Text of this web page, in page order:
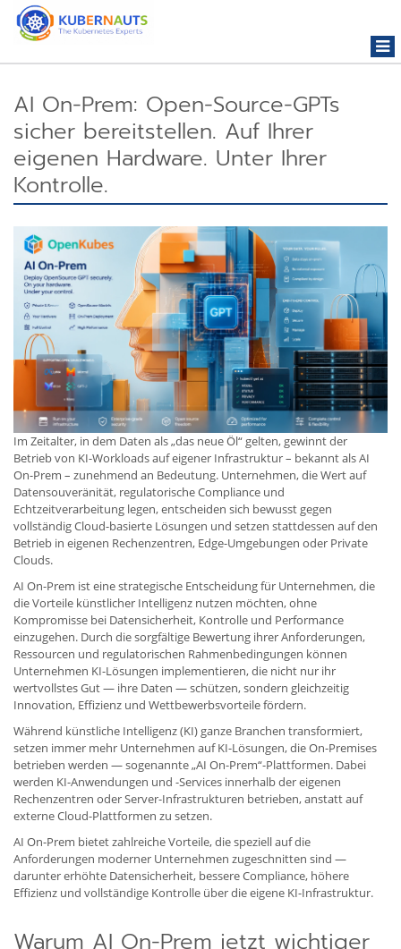
AI On-Prem: Open-Source-GPTs
sicher bereitstellen. Auf Ihrer
eigenen Hardware. Unter Ihrer
Kontrolle.
Im Zeitalter, in dem Daten als „das neue Öl“ gelten, gewinnt der
Betrieb von KI-Workloads auf eigener Infrastruktur – bekannt als AI
On-Prem – zunehmend an Bedeutung. Unternehmen, die Wert auf
Datensouveränität, regulatorische Compliance und
Echtzeitverarbeitung legen, entscheiden sich bewusst gegen
vollständig Cloud-basierte Lösungen und setzen stattdessen auf den
Betrieb in eigenen Rechenzentren, Edge-Umgebungen oder Private
Clouds.
AI On-Prem ist eine strategische Entscheidung für Unternehmen, die
die Vorteile künstlicher Intelligenz nutzen möchten, ohne
Kompromisse bei Datensicherheit, Kontrolle und Performance
einzugehen. Durch die sorgfältige Bewertung ihrer Anforderungen,
Ressourcen und regulatorischen Rahmenbedingungen können
Unternehmen KI-Lösungen implementieren, die nicht nur ihr
wertvollstes Gut — ihre Daten — schützen, sondern gleichzeitig
Innovation, Effizienz und Wettbewerbsvorteile fördern.
Während künstliche Intelligenz (KI) ganze Branchen transformiert,
setzen immer mehr Unternehmen auf KI-Lösungen, die On-Premises
betrieben werden — sogenannte „AI On-Prem“-Plattformen. Dabei
werden KI-Anwendungen und -Services innerhalb der eigenen
Rechenzentren oder Server-Infrastrukturen betrieben, anstatt auf
externe Cloud-Plattformen zu setzen.
AI On-Prem bietet zahlreiche Vorteile, die speziell auf die
Anforderungen moderner Unternehmen zugeschnitten sind —
darunter erhöhte Datensicherheit, bessere Compliance, höhere
Effizienz und vollständige Kontrolle über die eigene KI-Infrastruktur.
Warum AI On-Prem jetzt wichtiger